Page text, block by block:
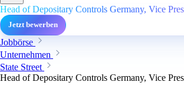
Head of Depositary Controls Germany, Vice
Jetzt bewerben
Jobbörse
Unternehmen
State Street
Head of Depositary Controls Germany, Vice